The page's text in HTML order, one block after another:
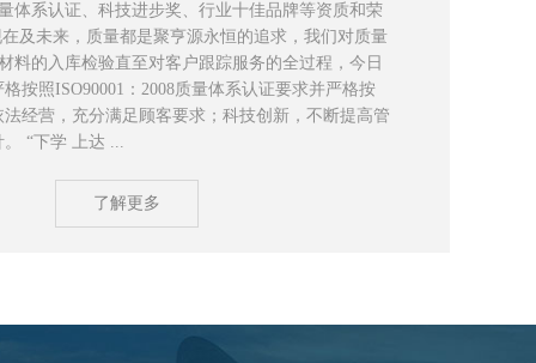
体系认证、科技进步奖、行业十佳品牌等资质和荣
及未来，质量都是聚亨源永恒的追求，我们对质量
料的入库检验直至对客户跟踪服务的全过程，今日
按照ISO90001：2008质量体系认证要求并严格按
法经营，充分满足顾客要求；科技创新，不断提高管
“下学 上达 ...
了解更多